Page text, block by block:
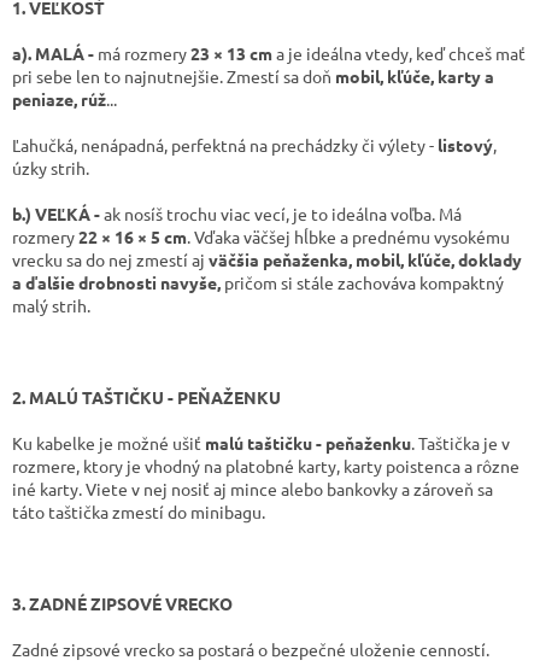
1. VEĽKOSŤ
a). MALÁ - má rozmery23 × 13 cma je ideálna vtedy, keď chceš mať
pri sebe len to najnutnejšie. Zmestí sa doň mobil, kľúče, karty a
peniaze, rúž...
Ľahučká, nenápadná, perfektná na prechádzky či výlety - listový,
úzky strih.
b.) VEĽKÁ -ak nosíš trochu viac vecí, je to ideálna voľba. Má
rozmery22 × 16 × 5 cm. Vďaka väčšej hĺbke a prednému vysokému
vrecku sa do nej zmestí aj väčšia peňaženka, mobil, kľúče, doklady
a ďalšie drobnosti navyše, pričom si stále zachováva kompaktný
malý strih.
2. MALÚ TAŠTIČKU - PEŇAŽENKU
Ku kabelke je možné ušiť malú taštičku - peňaženku. Taštička je v
rozmere, ktory je vhodný na platobné karty, karty poistenca a rôzne
iné karty. Viete v nej nosiť aj mince alebo bankovky a zároveň sa
táto taštička zmestí do minibagu.
3. ZADNÉ ZIPSOVÉ VRECKO
Zadné zipsové vrecko sa postará o bezpečné uloženie cenností.